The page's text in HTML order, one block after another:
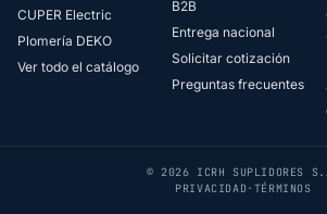
CUPER Electric
Plomería DEKO
Ver todo el catálogo
B2B
Entrega nacional
Solicitar cotización
Preguntas frecuentes
© 2026 ICRH SUPLIDORES
PRIVACIDAD · TÉRMINOS